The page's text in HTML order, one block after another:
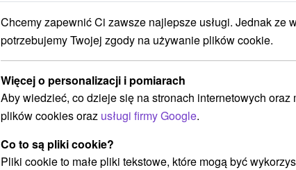
Tri chaty Námestovo
Ubytovanie v Slanickej Osade je
priehrady vzdialené len 300 m.
Chcemy zapewnić Ci zawsze najlepsze usługi. Jednak ze
potrzebujemy Twojej zgody na używanie plików cookie.
Więcej o personalizacji i pomiarach
Aby wiedzieć, co dzieje się na stronach internetowych
plików cookies oraz usługi firmy Google.
Co to są pliki cookie?
Pliki cookie to małe pliki tekstowe, które mogą być